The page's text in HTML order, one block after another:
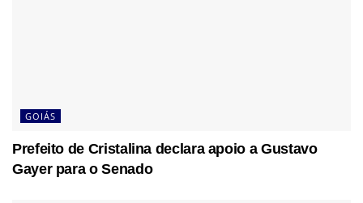
GOIÁS
Prefeito de Cristalina declara apoio a Gustavo
Gayer para o Senado